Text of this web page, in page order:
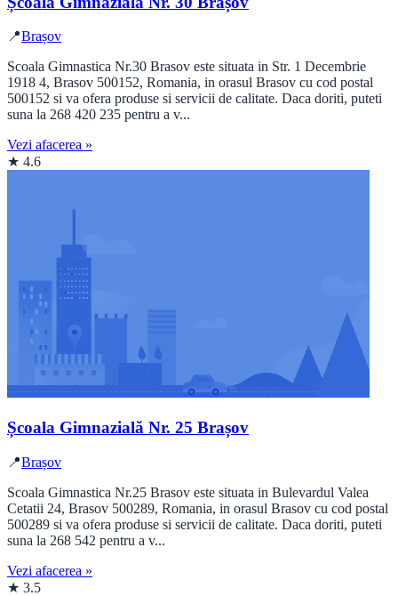
📍Brașov
Scoala Gimnastica Nr.30 Brasov este situata in Str. 1 Decembrie
1918 4, Brasov 500152, Romania, in orasul Brasov cu cod postal
500152 si va ofera produse si servicii de calitate. Daca doriti, puteti
suna la 268 420 235 pentru a v...
Vezi afacerea »
★ 4.6
Școala Gimnazială Nr. 25 Brașov
📍Brașov
Scoala Gimnastica Nr.25 Brasov este situata in Bulevardul Valea
Cetatii 24, Brasov 500289, Romania, in orasul Brasov cu cod postal
500289 si va ofera produse si servicii de calitate. Daca doriti, puteti
suna la 268 542 pentru a v...
Vezi afacerea »
★ 3.5